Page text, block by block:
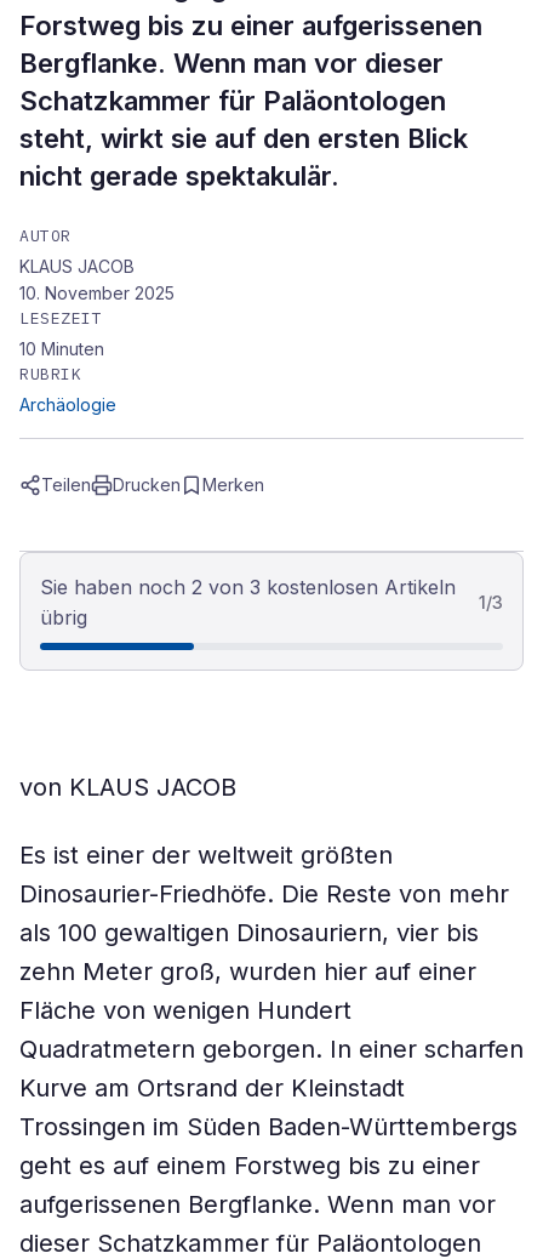
Forstweg bis zu einer aufgerissenen
Bergflanke. Wenn man vor dieser
Schatzkammer für Paläontologen
steht, wirkt sie auf den ersten Blick
nicht gerade spektakulär.
AUTOR
KLAUS JACOB
10. November 2025
LESEZEIT
10 Minuten
RUBRIK
Archäologie
Teilen Drucken Merken
Sie haben noch 2 von 3 kostenlosen Artikeln
übrig
1/3
von KLAUS JACOB
Es ist einer der weltweit größten
Dinosaurier-Friedhöfe. Die Reste von mehr
als 100 gewaltigen Dinosauriern, vier bis
zehn Meter groß, wurden hier auf einer
Fläche von wenigen Hundert
Quadratmetern geborgen. In einer scharfen
Kurve am Ortsrand der Kleinstadt
Trossingen im Süden Baden-Württembergs
geht es auf einem Forstweg bis zu einer
aufgerissenen Bergflanke. Wenn man vor
dieser Schatzkammer für Paläontologen